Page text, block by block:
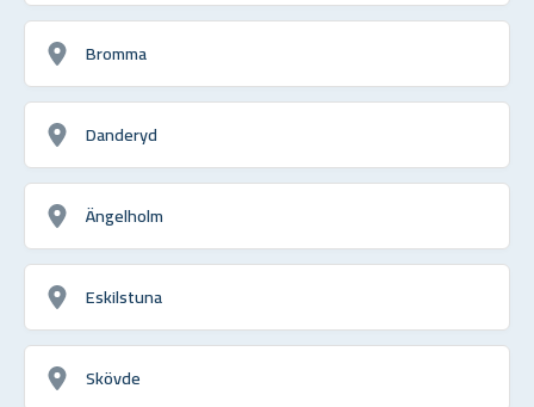
Bromma
Danderyd
Ängelholm
Eskilstuna
Skövde